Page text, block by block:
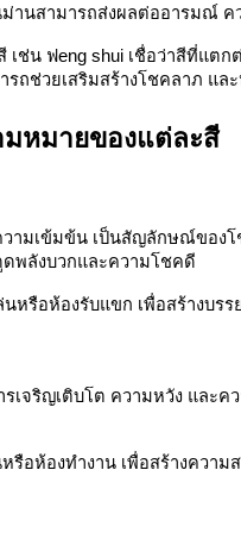
ม่านสามารถส่งผลต่ออารมณ์
เช่น ฟeng shui เชื่อว่าสีที่แ
รถช่วยเสริมสร้างโชคลาภ แล
หมายของแต่ละสี
ามเข้มข้น เป็นสัญลักษณ์ของ
พลังบวกและความโชคดี
นหรือห้องรับแขก เพื่อสร้างบร
รเจริญเติบโต ความหวัง และ
รือห้องทำงาน เพื่อสร้างความ